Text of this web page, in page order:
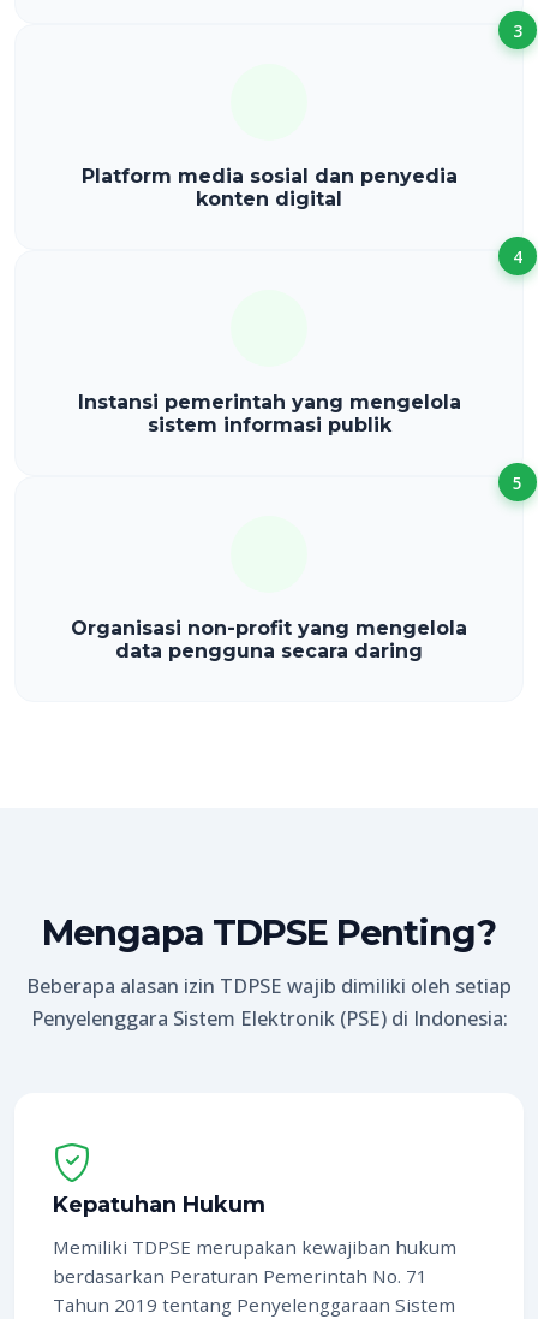
3
Platform media sosial dan penyedia
konten digital
4
Instansi pemerintah yang mengelola
sistem informasi publik
5
Organisasi non-profit yang mengelola
data pengguna secara daring
Mengapa TDPSE Penting?
Beberapa alasan izin TDPSE wajib dimiliki oleh setiap
Penyelenggara Sistem Elektronik (PSE) di Indonesia:
Kepatuhan Hukum
Memiliki TDPSE merupakan kewajiban hukum
berdasarkan Peraturan Pemerintah No. 71
Tahun 2019 tentang Penyelenggaraan Sistem